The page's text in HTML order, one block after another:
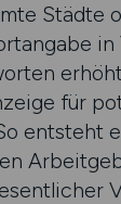
Städte
für
entsteht